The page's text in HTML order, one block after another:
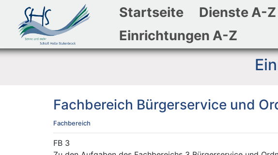
Startseite Dienste A-Z
Einrichtungen A-Z
Fachbereich Bürgerservice und
Fachbereich
Kurzbezeichnung
FB 3